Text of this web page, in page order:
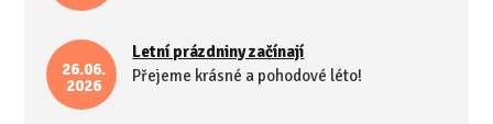
26.06.
2026
Letní prázdniny začínají
Přejeme krásné a pohodové léto!